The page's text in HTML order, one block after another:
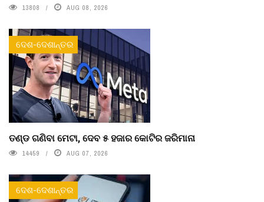
13808 AUG 08, 2026
ଦେଶ-ଦେଶାନ୍ତର
ତଣ୍ଡ ଗଣିବା ମେଟା, ଦେବ ୫ ହଜାର କୋଟିର ଜରିମାନା
14459 AUG 07, 2026
ଦେଶ-ଦେଶାନ୍ତର